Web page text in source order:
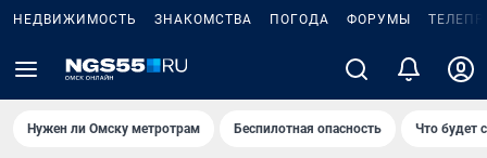
НЕДВИЖИМОСТЬ ЗНАКОМСТВА ПОГОДА ФОРУМЫ
Нужен ли Омску метротрам Беспилотная опасность Что будет